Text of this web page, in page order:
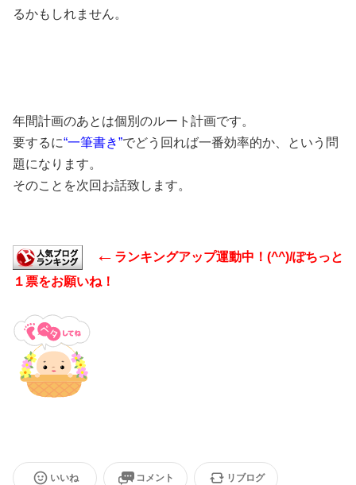
るかもしれません。
年間計画のあとは個別のルート計画です。
要するに“一筆書き”でどう回れば一番効率的か、という問
題になります。
そのことを次回お話致します。
← ランキングアップ運動中！(^^)/ぽちっと
１票をお願いね！
いいね コメント リブログ